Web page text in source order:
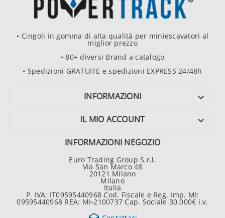
• Cingoli in gomma di alta qualità per miniescavatori al
miglior prezzo
• 80+ diversi Brand a catalogo
• Spedizioni GRATUITE e spedizioni EXPRESS 24/48h
INFORMAZIONI 
IL MIO ACCOUNT 
INFORMAZIONI NEGOZIO
Euro Trading Group S.r.l.
Via San Marco 48
20121 Milano
Milano
Italia
P. IVA: IT09595440968 Cod. Fiscale e Reg. Imp. MI:
09595440968 REA: MI-2100737 Cap. Sociale 30.000€ i.v.